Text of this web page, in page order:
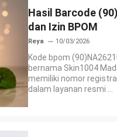
Hasil Barcode
dan Izin BPOM
Reya 10/03/2026
Kode bpom
bernama Skin1004
memiliki nomor
dalam layanan resmi ...